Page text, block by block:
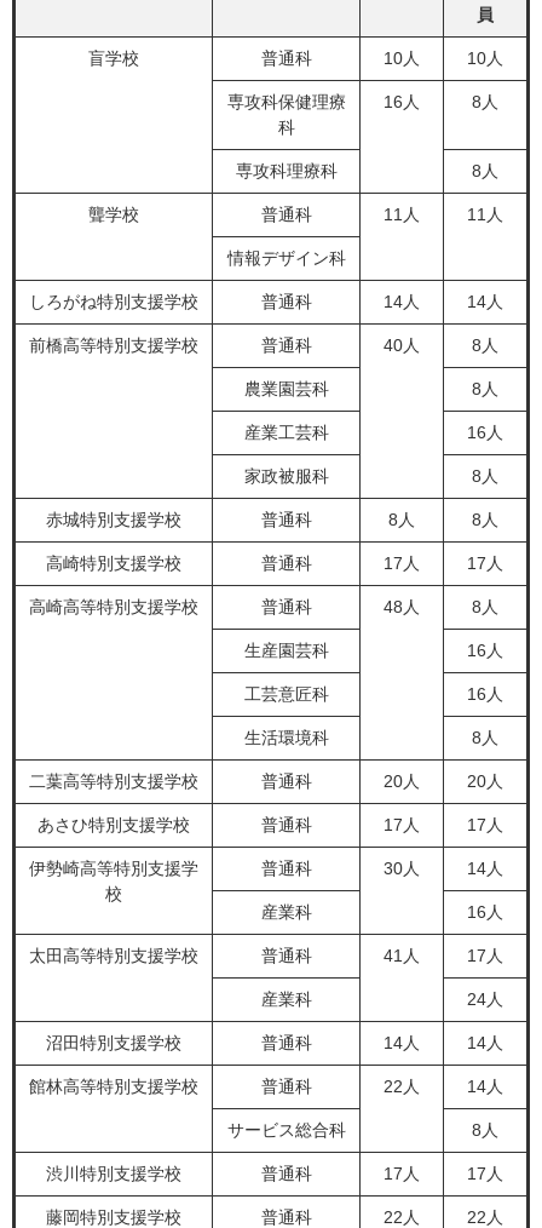
員
盲学校 普通科 10人 10人
専攻科保健理療
科
16人 8人
専攻科理療科 8人
聾学校 普通科 11人 11人
情報デザイン科
しろがね特別支援学校 普通科 14人 14人
前橋高等特別支援学校 普通科 40人 8人
農業園芸科 8人
産業工芸科 16人
家政被服科 8人
赤城特別支援学校 普通科 8人 8人
高崎特別支援学校 普通科 17人 17人
高崎高等特別支援学校 普通科 48人 8人
生産園芸科 16人
工芸意匠科 16人
生活環境科 8人
二葉高等特別支援学校 普通科 20人 20人
あさひ特別支援学校 普通科 17人 17人
伊勢崎高等特別支援学
校
普通科 30人 14人
産業科 16人
太田高等特別支援学校 普通科 41人 17人
産業科 24人
沼田特別支援学校 普通科 14人 14人
館林高等特別支援学校 普通科 22人 14人
サービス総合科 8人
渋川特別支援学校 普通科 17人 17人
藤岡特別支援学校 普通科 22人 22人